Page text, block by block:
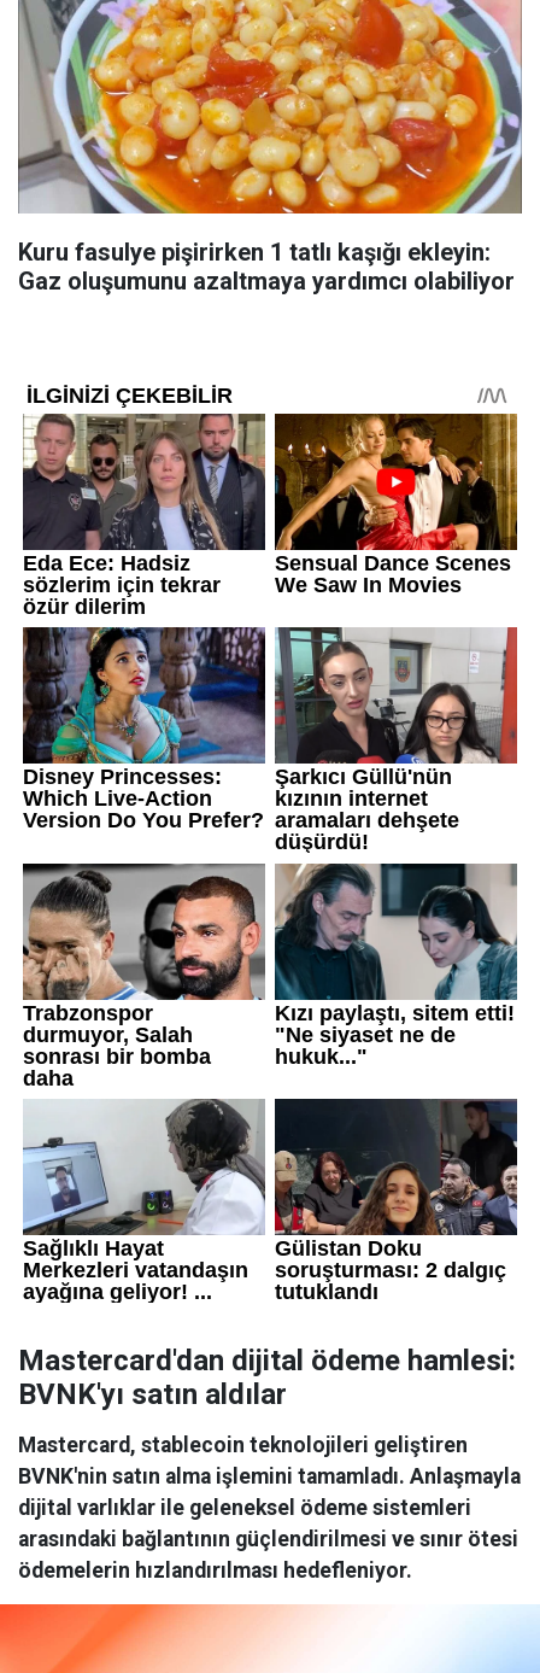
Kuru fasulye pişirirken 1 tatlı kaşığı ekleyin:
Gaz oluşumunu azaltmaya yardımcı olabiliyor
Mastercard'dan dijital ödeme hamlesi:
BVNK'yı satın aldılar
Mastercard, stablecoin teknolojileri geliştiren
BVNK'nin satın alma işlemini tamamladı. Anlaşmayla
dijital varlıklar ile geleneksel ödeme sistemleri
arasındaki bağlantının güçlendirilmesi ve sınır ötesi
ödemelerin hızlandırılması hedefleniyor.